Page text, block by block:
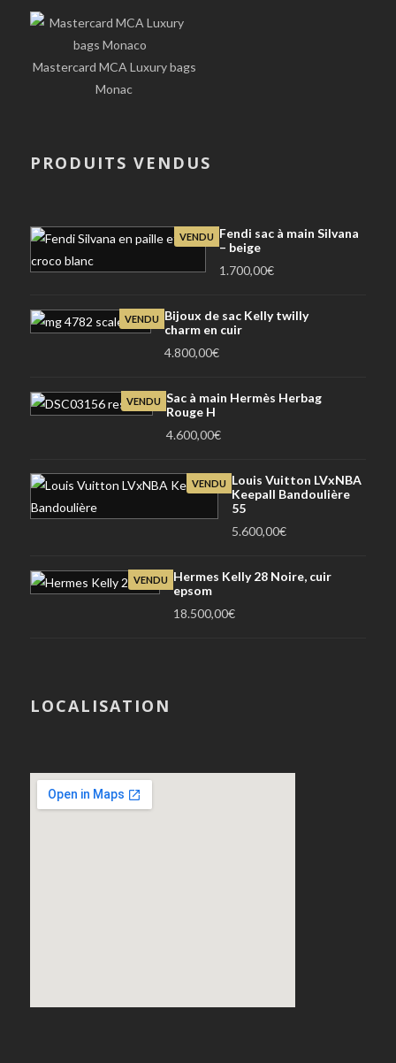
Mastercard MCA Luxury bags
Monac
PRODUITS VENDUS
VENDU
Fendi sac à main Silvana
– beige
1.700,00€
VENDU
Bijoux de sac Kelly twilly
charm en cuir
4.800,00€
VENDU Sac à main Hermès Herbag
Rouge H
4.600,00€
VENDU
Louis Vuitton LVxNBA
Keepall Bandoulière
55
5.600,00€
VENDU
Hermes Kelly 28 Noire, cuir
epsom
18.500,00€
LOCALISATION